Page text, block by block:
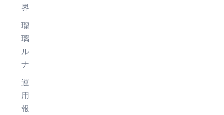
界
瑠
璃
ル
ナ
運
用
報